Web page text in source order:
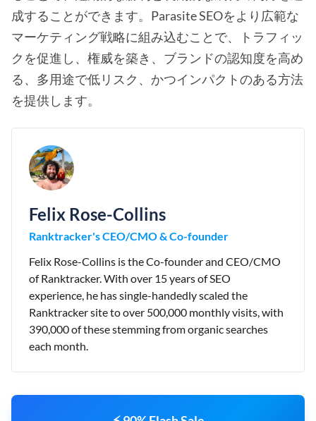
成することができます。Parasite SEOをより広範な
マーケティング戦略に組み込むことで、トラフィッ
クを促進し、権威を築き、ブランドの認知度を高め
る、多用途で低リスク、かつインパクトのある方法
を提供します。
Felix Rose-Collins
Ranktracker's CEO/CMO & Co-founder
Felix Rose-Collins is the Co-founder and CEO/CMO
of Ranktracker. With over 15 years of SEO
experience, he has single-handedly scaled the
Ranktracker site to over 500,000 monthly visits, with
390,000 of these stemming from organic searches
each month.